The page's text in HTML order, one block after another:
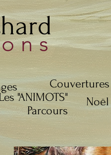
"ANIMOTS" Noël
Couvertures
Parcours